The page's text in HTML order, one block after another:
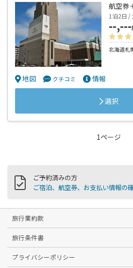
航空券
1泊2日 /
--,---
地図 クチコミ 情報
選択
1ページ
ご予約済みの方
ご宿泊、航空券、お支払い情報の
旅行業約款
旅行条件書
プライバシーポリシー